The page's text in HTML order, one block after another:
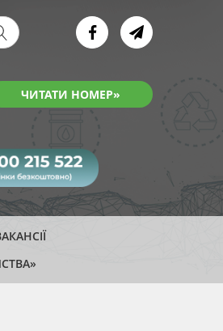
ЧИТАТИ НОМЕР»